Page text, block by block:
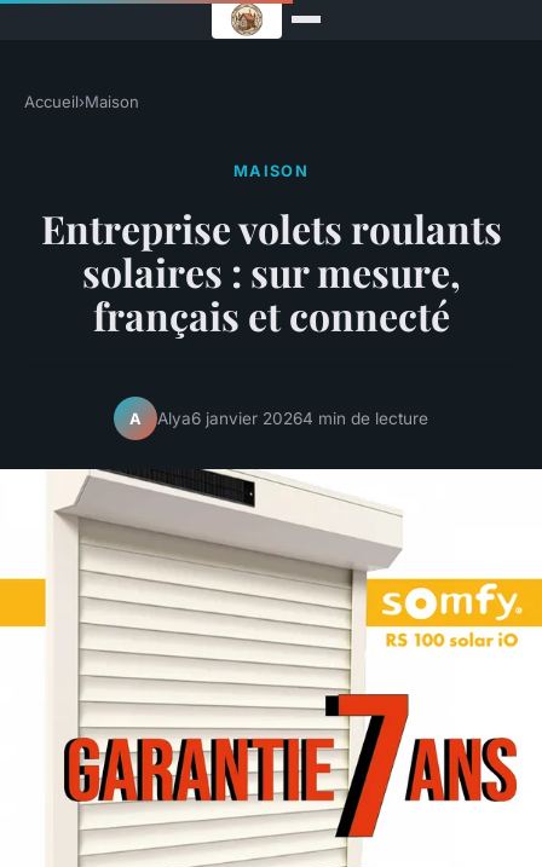
Accueil›Maison
MAISON
Entreprise volets roulants
solaires : sur mesure,
français et connecté
A Alya6 janvier 20264 min de lecture